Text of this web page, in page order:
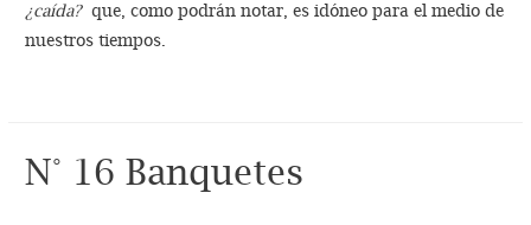
¿caída?que, como podrán notar, es idóneo para el medio de
nuestros tiempos.
N° 16 Banquetes